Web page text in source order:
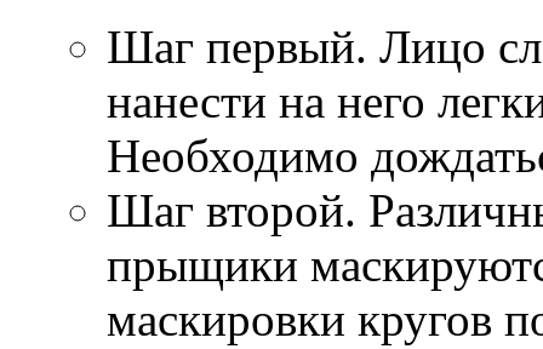
Шаг первый. Лицо
нанести на него
Необходимо
Шаг второй.
прыщики
маскировки кругов